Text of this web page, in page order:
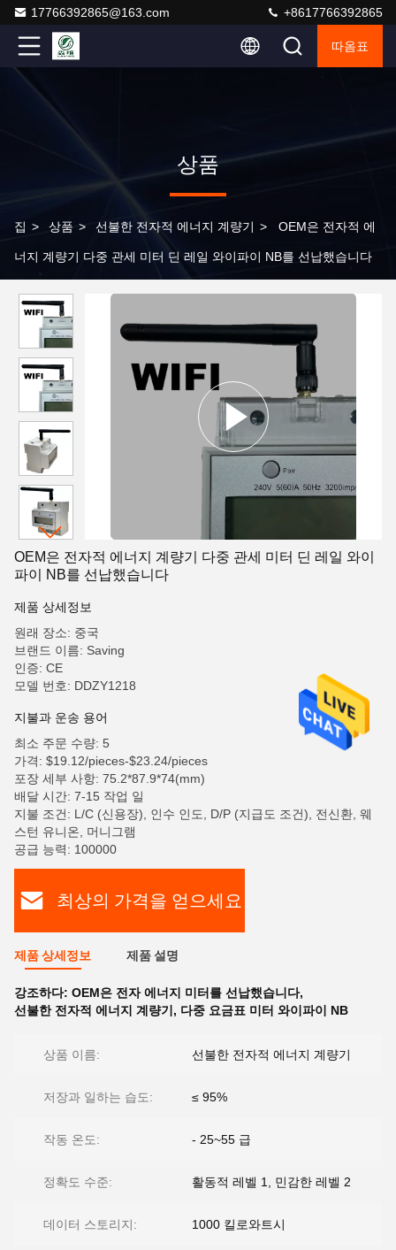
17766392865@163.com +8617766392865
따옴표
상품
집 > 상품 > 선불한 전자적 에너지 계량기 > OEM은 전자적 에
너지 계량기 다중 관세 미터 딘 레일 와이파이 NB를 선납했습니다
OEM은 전자적 에너지 계량기 다중 관세 미터 딘 레일 와이
파이 NB를 선납했습니다
제품 상세정보
원래 장소: 중국
브랜드 이름: Saving
인증: CE
모델 번호: DDZY1218
지불과 운송 용어
최소 주문 수량: 5
가격: $19.12/pieces-$23.24/pieces
포장 세부 사항: 75.2*87.9*74(mm)
배달 시간: 7-15 작업 일
지불 조건: L/C (신용장), 인수 인도, D/P (지급도 조건), 전신환, 웨
스턴 유니온, 머니그램
공급 능력: 100000
최상의 가격을 얻으세요
제품 상세정보 제품 설명
강조하다: OEM은 전자 에너지 미터를 선납했습니다,
선불한 전자적 에너지 계량기 , 다중 요금표 미터 와이파이 NB
상품 이름: 선불한 전자적 에너지 계량기
저장과 일하는 습도: ≤ 95%
작동 온도: - 25~55 급
정확도 수준: 활동적 레벨 1, 민감한 레벨 2
데이터 스토리지: 1000 킬로와트시